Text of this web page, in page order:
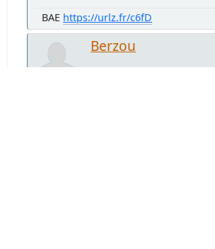
BAE https://urlz.fr/c6fD
Berzou